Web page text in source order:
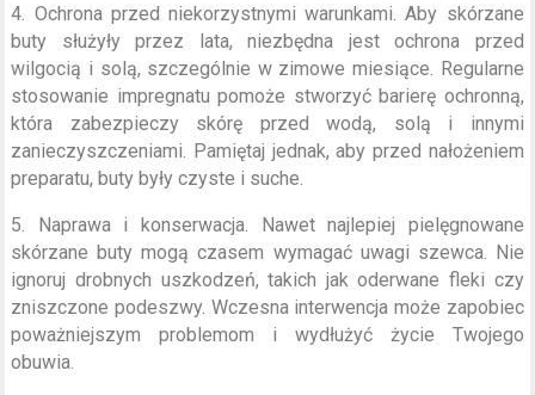
4. Ochrona przed niekorzystnymi warunkami. Aby skórzane
buty służyły przez lata, niezbędna jest ochrona przed
wilgocią i solą, szczególnie w zimowe miesiące. Regularne
stosowanie impregnatu pomoże stworzyć barierę ochronną,
która zabezpieczy skórę przed wodą, solą i innymi
zanieczyszczeniami. Pamiętaj jednak, aby przed nałożeniem
preparatu, buty były czyste i suche.
5. Naprawa i konserwacja. Nawet najlepiej pielęgnowane
skórzane buty mogą czasem wymagać uwagi szewca. Nie
ignoruj drobnych uszkodzeń, takich jak oderwane fleki czy
zniszczone podeszwy. Wczesna interwencja może zapobiec
poważniejszym problemom i wydłużyć życie Twojego
obuwia.